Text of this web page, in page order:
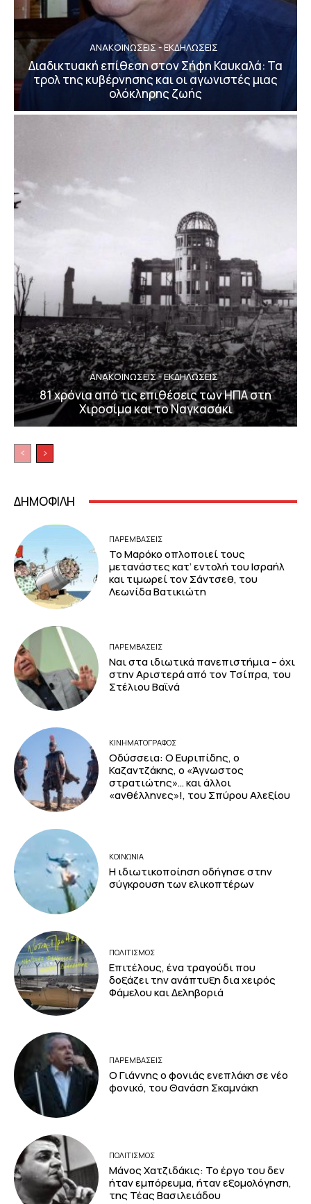
ΑΝΑΚΟΙΝΩΣΕΙΣ - ΕΚΔΗΛΩΣΕΙΣ
Διαδικτυακή επίθεση στον Σήφη Καυκαλά: Τα
τρολ της κυβέρνησης και οι αγωνιστές μιας
ολόκληρης ζωής
ΑΝΑΚΟΙΝΩΣΕΙΣ - ΕΚΔΗΛΩΣΕΙΣ
81 χρόνια από τις επιθέσεις των ΗΠΑ στη
Χιροσίμα και το Ναγκασάκι
ΔΗΜΟΦΙΛΗ
ΠΑΡΕΜΒΑΣΕΙΣ
Το Μαρόκο οπλοποιεί τους
μετανάστες κατ’ εντολή του Ισραήλ
και τιμωρεί τον Σάντσεθ, του
Λεωνίδα Βατικιώτη
ΠΑΡΕΜΒΑΣΕΙΣ
Ναι στα ιδιωτικά πανεπιστήμια – όχι
στην Αριστερά από τον Τσίπρα, του
Στέλιου Βαϊνά
ΚΙΝΗΜΑΤΟΓΡΆΦΟΣ
Οδύσσεια: Ο Ευριπίδης, ο
Καζαντζάκης, ο «Άγνωστος
στρατιώτης»… και άλλοι
«ανθέλληνες»!, του Σπύρου Αλεξίου
ΚΟΙΝΩΝΙΑ
Η ιδιωτικοποίηση οδήγησε στην
σύγκρουση των ελικοπτέρων
ΠΟΛΙΤΙΣΜΟΣ
Επιτέλους, ένα τραγούδι που
δοξάζει την ανάπτυξη δια χειρός
Φάμελου και Δεληβοριά
ΠΑΡΕΜΒΑΣΕΙΣ
Ο Γιάννης ο φονιάς ενεπλάκη σε νέο
φονικό, του Θανάση Σκαμνάκη
ΠΟΛΙΤΙΣΜΟΣ
Μάνος Χατζιδάκις: Το έργο του δεν
ήταν εμπόρευμα, ήταν εξομολόγηση,
της Τέας Βασιλειάδου